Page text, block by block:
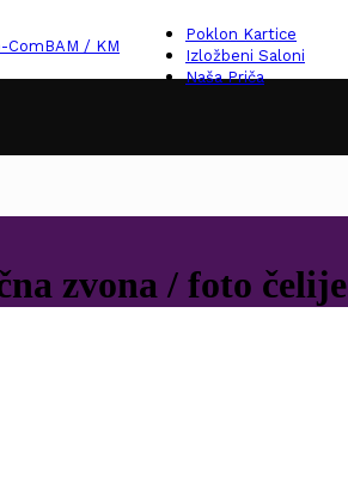
BAM / KM
Poklon Kartice
Izložbeni Saloni
Naša Priča
zvona / foto čelije